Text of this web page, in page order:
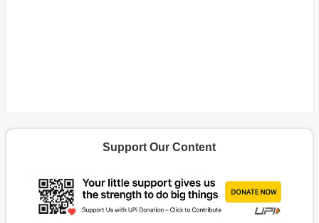
Support Our Content